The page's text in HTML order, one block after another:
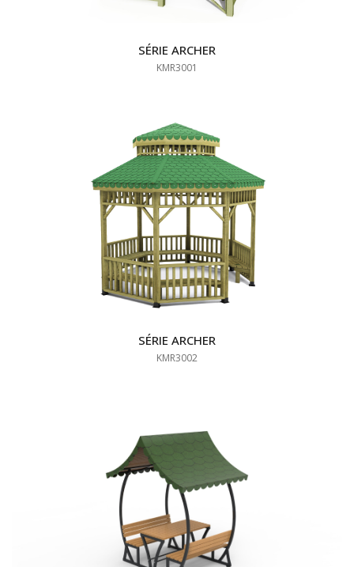
SÉRIE ARCHER
KMR3001
SÉRIE ARCHER
KMR3002